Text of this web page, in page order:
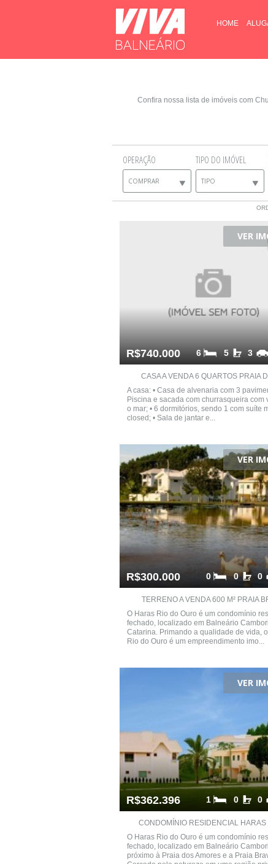
HOME
Confira nossa lista de imóveis com
OPERAÇÃO
COMPRAR
TIPO DO IMÓVEL
TIPO
VER
R$740.000 3
5
6
CASA A VENDA 6 QUARTOS PRAIA
A casa: • Casa de alvenaria com 3
Piscina e sacada com churrasqueira com
o mar; • 6 dormitórios, sendo 1 com suíte
closed; • Sala de jantar e...
VER
R$300.000 0
0
0
TERRENO A VENDA 600 M² PRAIA
O Haras Rio do Ouro é um condomínio
fechado, localizado em Balneário
Catarina. Primando a qualidade de vida,
Rio do Ouro é um empreendimento imo...
VER
R$362.396 0
0
1
CONDOMÍNIO RESIDENCIAL HARAS
O Haras Rio do Ouro é um condomínio
fechado, localizado em Balneário
próximo à Praia dos Amores e a Praia